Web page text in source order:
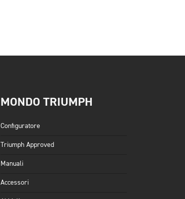
MONDO TRIUMPH
Configuratore
Triumph Approved
Manuali
Accessori